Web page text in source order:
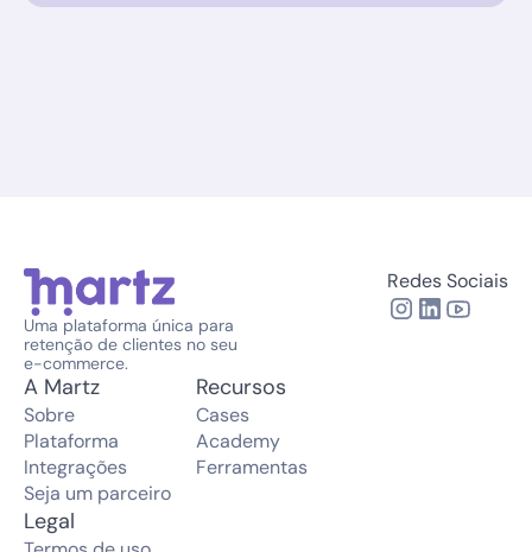
Uma plataforma única para
retenção de clientes no seu
e-commerce.
Redes Sociais
A Martz
Sobre
Plataforma
Integrações
Seja um parceiro
Recursos
Cases
Academy
Ferramentas
Legal